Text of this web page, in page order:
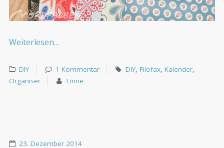
Weiterlesen…
DIY 1 Kommentar DIY, Filofax, Kalender,
Organiser
Linne
23. Dezember 2014